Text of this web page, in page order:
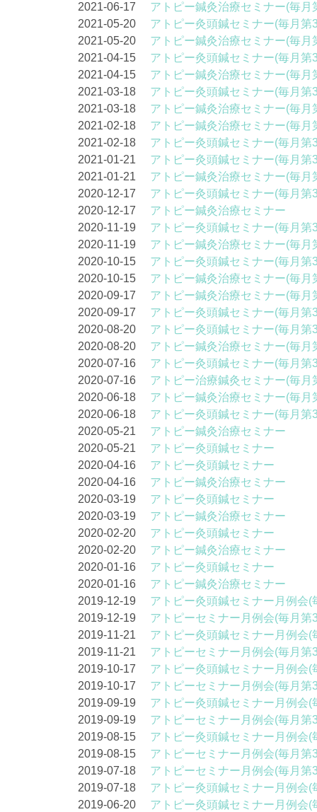
2021-06-17 アトピー鍼灸治療セミナー(毎月
2021-05-20 アトピー灸頭鍼セミナー(毎月第
2021-05-20 アトピー鍼灸治療セミナー(毎月
2021-04-15 アトピー灸頭鍼セミナー(毎月第
2021-04-15 アトピー鍼灸治療セミナー(毎月
2021-03-18 アトピー灸頭鍼セミナー(毎月第
2021-03-18 アトピー鍼灸治療セミナー(毎月
2021-02-18 アトピー鍼灸治療セミナー(毎月
2021-02-18 アトピー灸頭鍼セミナー(毎月第
2021-01-21 アトピー灸頭鍼セミナー(毎月第
2021-01-21 アトピー鍼灸治療セミナー(毎月
2020-12-17 アトピー灸頭鍼セミナー(毎月第
2020-12-17 アトピー鍼灸治療セミナー
2020-11-19 アトピー灸頭鍼セミナー(毎月第
2020-11-19 アトピー鍼灸治療セミナー(毎月
2020-10-15 アトピー灸頭鍼セミナー(毎月第
2020-10-15 アトピー鍼灸治療セミナー(毎月
2020-09-17 アトピー鍼灸治療セミナー(毎月
2020-09-17 アトピー灸頭鍼セミナー(毎月第
2020-08-20 アトピー灸頭鍼セミナー(毎月第
2020-08-20 アトピー鍼灸治療セミナー(毎月
2020-07-16 アトピー灸頭鍼セミナー(毎月第
2020-07-16 アトピー治療鍼灸セミナー(毎月
2020-06-18 アトピー鍼灸治療セミナー(毎月
2020-06-18 アトピー灸頭鍼セミナー(毎月第
2020-05-21 アトピー鍼灸治療セミナー
2020-05-21 アトピー灸頭鍼セミナー
2020-04-16 アトピー灸頭鍼セミナー
2020-04-16 アトピー鍼灸治療セミナー
2020-03-19 アトピー灸頭鍼セミナー
2020-03-19 アトピー鍼灸治療セミナー
2020-02-20 アトピー灸頭鍼セミナー
2020-02-20 アトピー鍼灸治療セミナー
2020-01-16 アトピー灸頭鍼セミナー
2020-01-16 アトピー鍼灸治療セミナー
2019-12-19 アトピー灸頭鍼セミナー月例会(
2019-12-19 アトピーセミナー月例会(毎月第
2019-11-21 アトピー灸頭鍼セミナー月例会(
2019-11-21 アトピーセミナー月例会(毎月第
2019-10-17 アトピー灸頭鍼セミナー月例会(
2019-10-17 アトピーセミナー月例会(毎月第
2019-09-19 アトピー灸頭鍼セミナー月例会(
2019-09-19 アトピーセミナー月例会(毎月第
2019-08-15 アトピー灸頭鍼セミナー月例会(
2019-08-15 アトピーセミナー月例会(毎月第
2019-07-18 アトピーセミナー月例会(毎月第
2019-07-18 アトピー灸頭鍼セミナー月例会(
2019-06-20 アトピー灸頭鍼セミナー月例会(